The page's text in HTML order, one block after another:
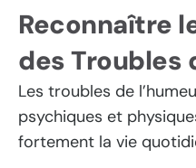
Reconnaître
des Troubles
Les troubles de
psychiques et
fortement la vie